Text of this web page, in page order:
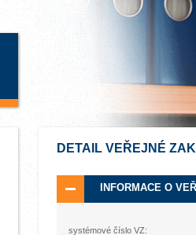
DETAIL VEŘEJNÉ
INFORMACE O
systémové číslo VZ: